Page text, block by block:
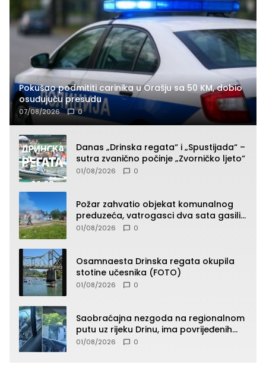
Pokušao podmititi carinika u Orašju sa 50 KM, dobio
osuđujuću presudu
07/08/2026 0
Danas „Drinska regata“ i „Spustijada“ –
sutra zvanično počinje „Zvorničko ljeto“
01/08/2026 0
Požar zahvatio objekat komunalnog
preduzeća, vatrogasci dva sata gasili
vatru (FOTO)
01/08/2026 0
Osamnaesta Drinska regata okupila
stotine učesnika (FOTO)
01/08/2026 0
Saobraćajna nezgoda na regionalnom
putu uz rijeku Drinu, ima povrijeđenih
lica (FOTO)
01/08/2026 0